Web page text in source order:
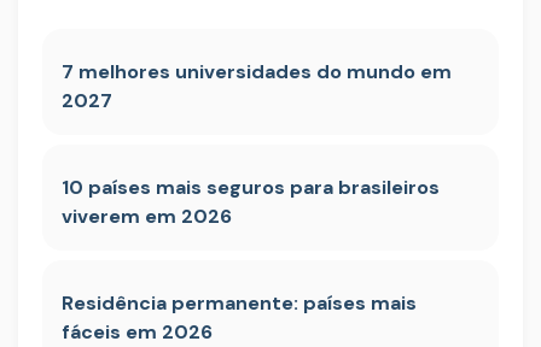
7 melhores universidades do mundo em
2027
10 países mais seguros para brasileiros
viverem em 2026
Residência permanente: países mais
fáceis em 2026